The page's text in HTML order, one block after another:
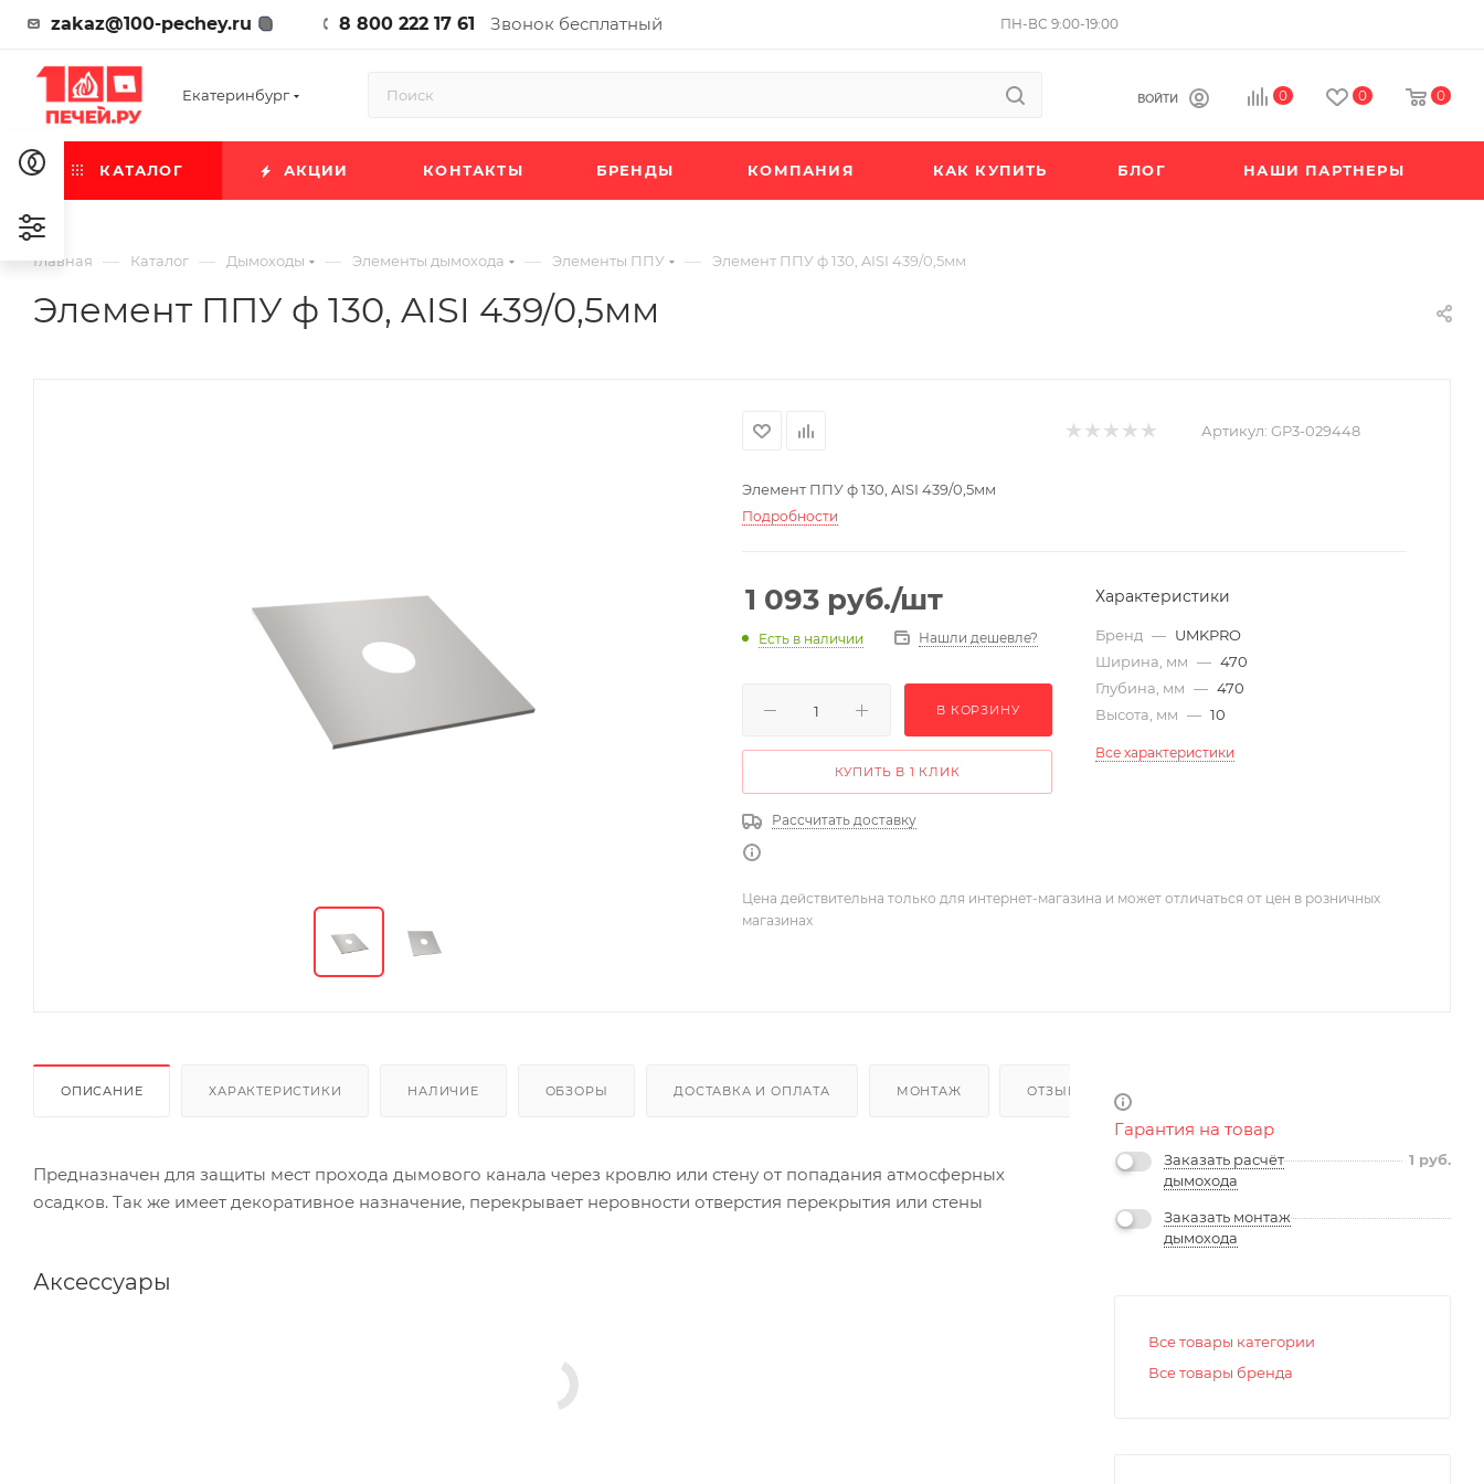
zakaz@100-pechey.ru 8 800 222 17 61 Звонок бесплатный ПН-ВС 9:00-19:00
Екатеринбург ВОЙТИ 0 0 0
КАТАЛОГ АКЦИИ КОНТАКТЫ БРЕНДЫ КОМПАНИЯ КАК КУПИТЬ БЛОГ НАШИ ПАРТНЕРЫ
Главная — Каталог — Дымоходы — Элементы дымохода — Элементы ППУ — Элемент ППУ ф 130, AISI 439/0,5мм
Элемент ППУ ф 130, AISI 439/0,5мм
Артикул: GP3-029448
Элемент ППУ ф 130, AISI 439/0,5мм
Подробности
1 093 руб./шт
Есть в наличии Нашли дешевле?
В КОРЗИНУ
КУПИТЬ В 1 КЛИК
Рассчитать доставку
Характеристики
Бренд — UMKPRO
Ширина, мм — 470
Глубина, мм — 470
Высота, мм — 10
Все характеристики
Цена действительна только для интернет-магазина и может отличаться от цен в розничных
магазинах
ОПИСАНИЕ ХАРАКТЕРИСТИКИ НАЛИЧИЕ ОБЗОРЫ ДОСТАВКА И ОПЛАТА МОНТАЖ ОТЗЫВЫ
Предназначен для защиты мест прохода дымового канала через кровлю или стену от попадания атмосферных
осадков. Так же имеет декоративное назначение, перекрывает неровности отверстия перекрытия или стены
Аксессуары
Гарантия на товар
Заказать расчёт
дымохода
1 руб.
Заказать монтаж
дымохода
Все товары категории
Все товары бренда